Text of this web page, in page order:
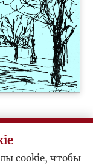
S
Ś
T
U
cookie, чтобы